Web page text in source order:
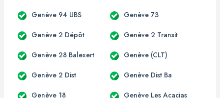
Genève 94 UBS Genève 73
Genève 2 Dépôt Genève 2 Transit
Genève 28 Balexert Genève (CLT)
Genève 2 Dist Genève Dist Ba
Genève 18 Genève Les Acacias